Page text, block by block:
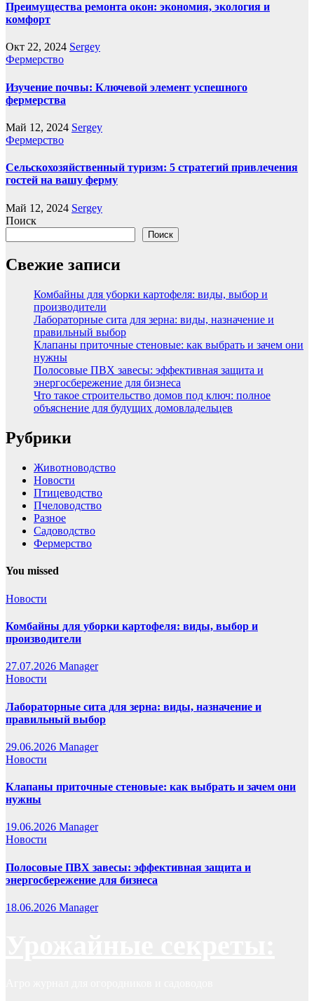
Преимущества ремонта окон: экономия, экология и
комфорт
Окт 22, 2024 Sergey
Фермерство
Изучение почвы: Ключевой элемент успешного
фермерства
Май 12, 2024 Sergey
Фермерство
Сельскохозяйственный туризм: 5 стратегий привлечения
гостей на вашу ферму
Май 12, 2024 Sergey
Поиск
Поиск
Свежие записи
Комбайны для уборки картофеля: виды, выбор и
производители
Лабораторные сита для зерна: виды, назначение и
правильный выбор
Клапаны приточные стеновые: как выбрать и зачем они
нужны
Полосовые ПВХ завесы: эффективная защита и
энергосбережение для бизнеса
Что такое строительство домов под ключ: полное
объяснение для будущих домовладельцев
Рубрики
Животноводство
Новости
Птицеводство
Пчеловодство
Разное
Садоводство
Фермерство
You missed
Новости
Комбайны для уборки картофеля: виды, выбор и
производители
27.07.2026 Manager
Новости
Лабораторные сита для зерна: виды, назначение и
правильный выбор
29.06.2026 Manager
Новости
Клапаны приточные стеновые: как выбрать и зачем они
нужны
19.06.2026 Manager
Новости
Полосовые ПВХ завесы: эффективная защита и
энергосбережение для бизнеса
18.06.2026 Manager